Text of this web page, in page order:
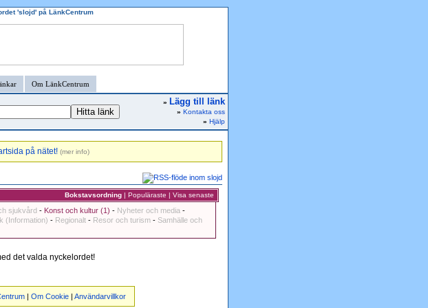
'slojd' på LänkCentrum
Om LänkCentrum
» Lägg till länk
» Kontakta oss
» Hjälp
på nätet! (mer info)
Bokstavsordning | Populäraste | Visa senaste
sjukvård - Konst och kultur (1) - Nyheter och media -
(Information) - Regionalt - Resor och turism - Samhälle och
det valda nyckelordet!
| Om Cookie| Användarvillkor